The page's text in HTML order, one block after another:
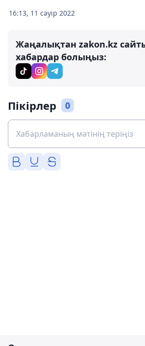
16:13, 11 сәуір 2022
Жаңалықтан zakon.kz
хабардар болыңыз:
Пікірлер 0